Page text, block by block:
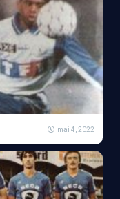
mai 4, 2022